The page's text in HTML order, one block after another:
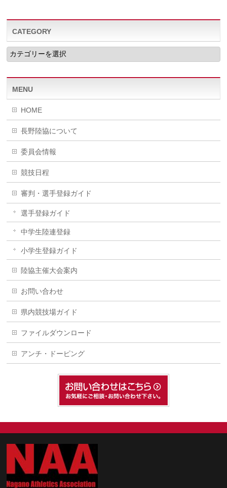
CATEGORY
CATEGORY
MENU
HOME
長野陸協について
委員会情報
競技日程
審判・選手登録ガイド
選手登録ガイド
中学生陸連登録
小学生登録ガイド
陸協主催大会案内
お問い合わせ
県内競技場ガイド
ファイルダウンロード
アンチ・ドーピング